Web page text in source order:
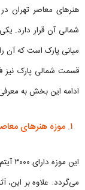
هنرهای معاصر تهران
شمالی آن قرار دارد.
میانی پارک است که
قسمت شمالی پارک نیز
ادامه این بخش به
۱. موزه هنرهای معاصر
می‌گردد. علاوه بر این،